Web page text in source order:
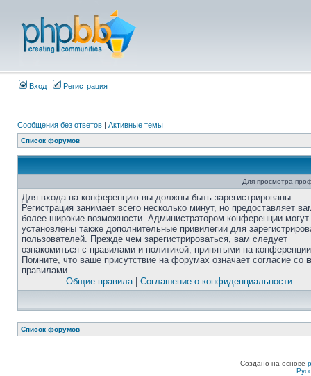
Вход Регистрация
Сообщения без ответов | Активные темы
Список форумов
Для просмотра
Для входа на конференцию вы должны быть зарегистрированы.
Регистрация занимает всего несколько минут, но предоставляет
более широкие возможности. Администратором конференции
установлены также дополнительные привилегии для
пользователей. Прежде чем зарегистрироваться, вам следует
ознакомиться с правилами и политикой, принятыми на
Помните, что ваше присутствие на форумах означает согласие со
правилами.
Общие правила| Соглашение о конфиденциальности
Список форумов
Создано на основе